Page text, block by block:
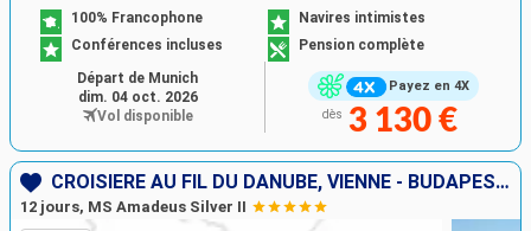
Payez en 4X
100% Francophone
Navires intimistes
Conférences incluses
Pension complète
dès 3 130 €
Départ de Munich
dim. 04 oct. 2026
Vol disponible
CROISIÈRE AU FIL DU DANUBE, VIENNE - BUDAPEST, LES PORTES DE FER
12 jours, MS Amadeus Silver II